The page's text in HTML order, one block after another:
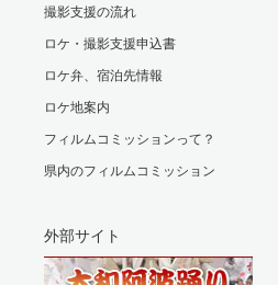
撮影支援の流れ
ロケ・撮影支援申込書
ロケ弁、宿泊先情報
ロケ地案内
フィルムコミッションって？
県内のフィルムコミッション
外部サイト